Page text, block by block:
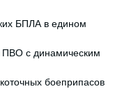
БПЛА в едином
ПВО с динамическим
боеприпасов